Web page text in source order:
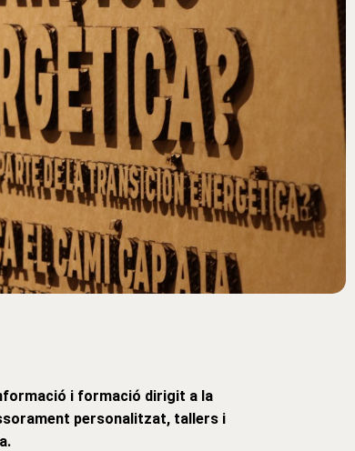
i formació dirigit a la
personalitzat, tallers i